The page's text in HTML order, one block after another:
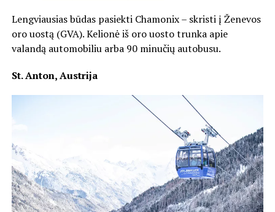
Lengviausias būdas pasiekti Chamonix – skristi į Ženevos
oro uostą (GVA). Kelionė iš oro uosto trunka apie
valandą automobiliu arba 90 minučių autobusu.
St. Anton, Austrija